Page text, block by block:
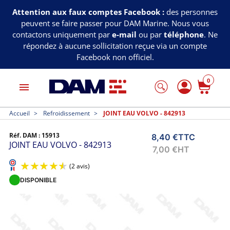
Attention aux faux comptes Facebook : des personnes
peuvent se faire passer pour DAM Marine. Nous vous
contactons uniquement par e-mail ou par téléphone. Ne
répondez à aucune sollicitation reçue via un compte
Facebook non officiel.
menu
0
Accueil Refroidissement JOINT EAU VOLVO - 842913
Réf. DAM : 15913
JOINT EAU VOLVO - 842913
8,40 €TTC
7,00 €HT
DISPONIBLE